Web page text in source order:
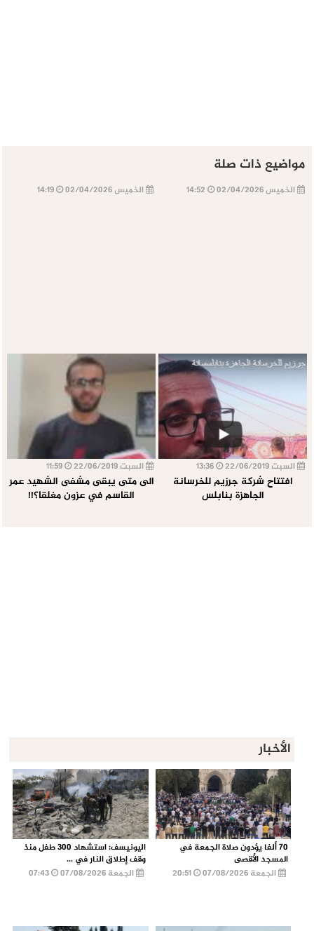
مواضيع ذات صلة
الخميس 02/04/2026 الخميس 02/04/2026
السبت 22/06/2019
افتتاح شركة جرزيم للخرسانة
الجاهزة بنابلس
السبت 22/06/2019
الى متى يبقى مشفى الشهيد عمر
القاسم في عزون مغلقا؟!!
الأخبار
70 ألفا يؤدون صلاة الجمعة في
المسجد الأقصى
الجمعة 07/08/2026
اليونيسف: استشهاد 300 طفل منذ
وقف إطلاق النار في ...
الجمعة 07/08/2026
07:43